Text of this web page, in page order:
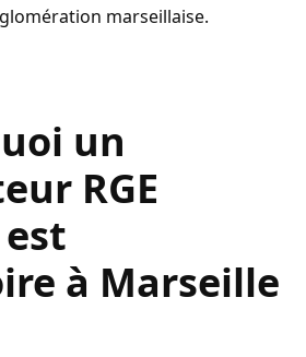
marseillaise.
un
RGE
à Marseille